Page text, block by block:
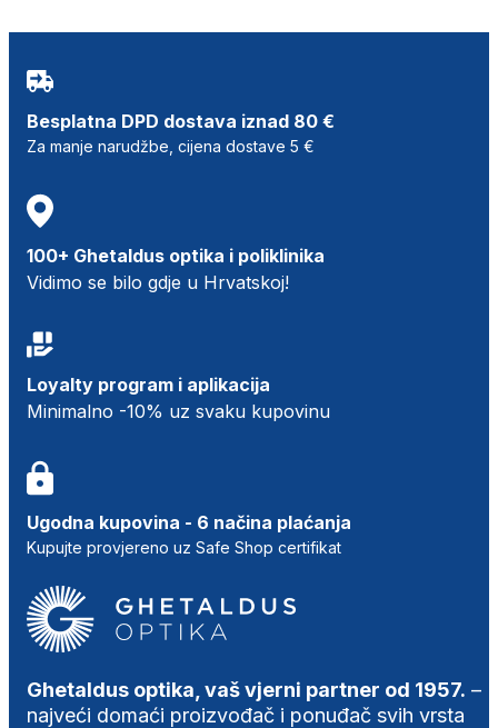
Besplatna DPD dostava iznad 80 €
Za manje narudžbe, cijena dostave 5 €
100+ Ghetaldus optika i poliklinika
Vidimo se bilo gdje u Hrvatskoj!
Loyalty program i aplikacija
Minimalno -10% uz svaku kupovinu
Ugodna kupovina - 6 načina plaćanja
Kupujte provjereno uz Safe Shop certifikat
Ghetaldus optika, vaš vjerni partner od 1957. –
najveći domaći proizvođač i ponuđač svih vrsta